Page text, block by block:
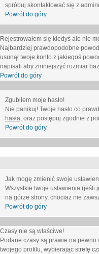
spróbuj skontaktować się z
Powrót do góry
Rejestrowałem się kiedyś ale nie
Najbardziej prawdopodobne
usunął twoje konto z jakiegoś
napisali aby zmniejszyć rozmiar
Powrót do góry
Zgubiłem moje hasło!
Nie panikuj! Twoje hasło co
hasła, oraz postępuj zgodnie z
Powrót do góry
Jak mogę zmienić swoje
Wszystkie twoje ustawienia (jeśli
na górze strony, chociaż nie
Powrót do góry
Czasy nie są właściwe!
Podane czasy są prawie na
twojego profilu, wybierając strefę